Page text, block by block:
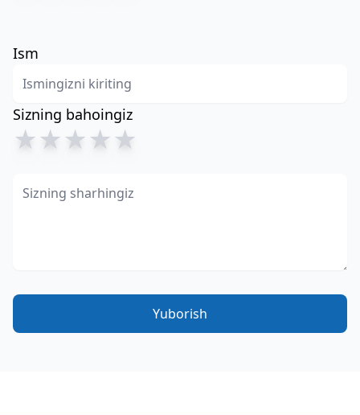
Ism
Sizning bahoingiz
★★★★★
Yuborish